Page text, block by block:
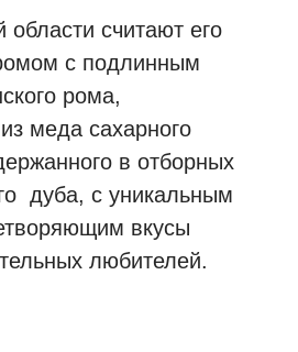
области считают его
с подлинным
рома,
меда сахарного
в отборных
дуба, с уникальным
вкусы
любителей.